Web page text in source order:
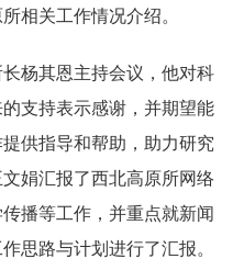
相关工作情况介绍。
杨其恩主持会议，他对科
支持表示感谢，并期望能
供指导和帮助，助力研究
娟汇报了西北高原所网络
播等工作，并重点就新闻
思路与计划进行了汇报。